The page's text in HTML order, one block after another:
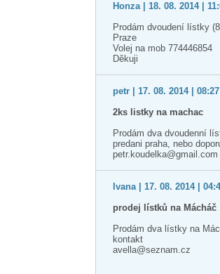
Honza | 18. 08. 2014 |
Prodám dvoudení lístky
Praze
Volej na mob 774446854
Děkuji
petr | 17. 08. 2014 |
2ks listky na machac
Prodám dva dvoudenní
predani praha, nebo
petr.koudelka@gmail.com
Ivana | 17. 08. 2014 |
prodej lístků na Mácháč
Prodám dva lístky na
kontakt
avella@seznam.cz